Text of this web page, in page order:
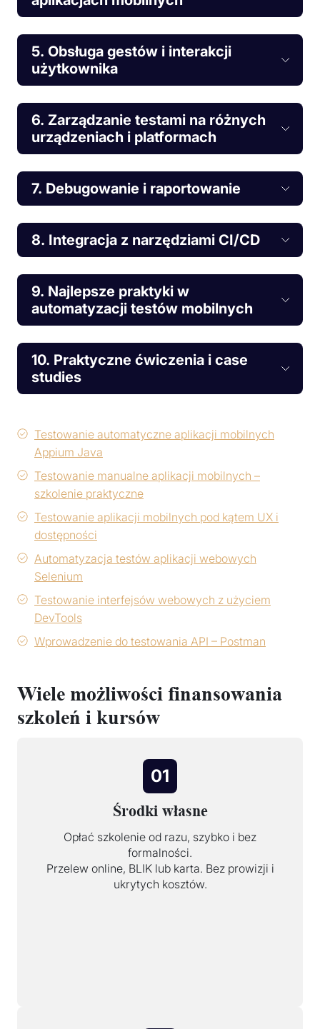
5. Obsługa gestów i interakcji
użytkownika
6. Zarządzanie testami na różnych
urządzeniach i platformach
7. Debugowanie i raportowanie
8. Integracja z narzędziami CI/CD
9. Najlepsze praktyki w
automatyzacji testów mobilnych
10. Praktyczne ćwiczenia i case
studies
Testowanie automatyczne aplikacji mobilnych
Appium Java
Testowanie manualne aplikacji mobilnych –
szkolenie praktyczne
Testowanie aplikacji mobilnych pod kątem UX i
dostępności
Automatyzacja testów aplikacji webowych
Selenium
Testowanie interfejsów webowych z użyciem
DevTools
Wprowadzenie do testowania API – Postman
Wiele możliwości finansowania
szkoleń i kursów
01
Środki własne
Opłać szkolenie od razu, szybko i bez
formalności.
Przelew online, BLIK lub karta. Bez prowizji i
ukrytych kosztów.